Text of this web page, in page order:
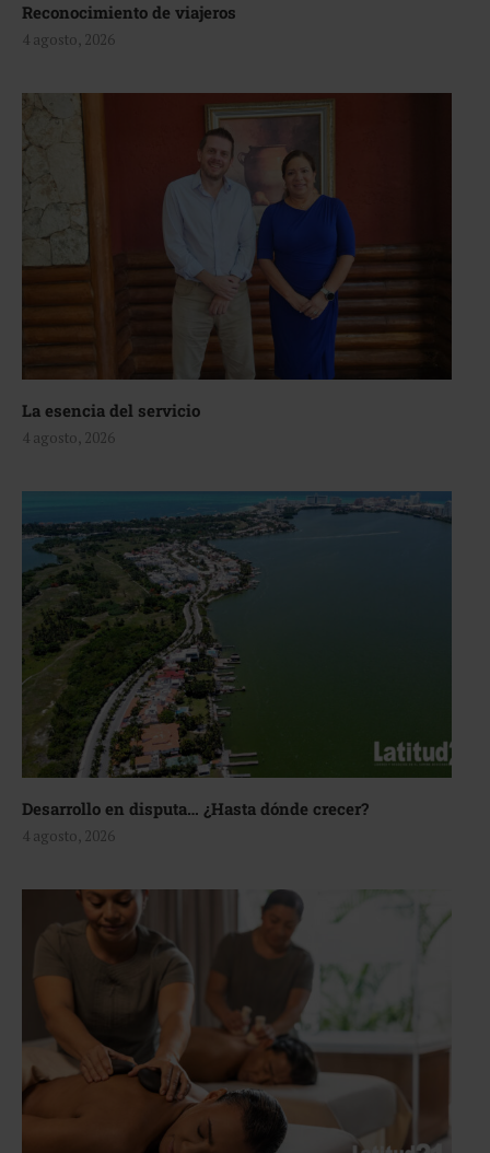
Reconocimiento de viajeros
4 agosto, 2026
La esencia del servicio
4 agosto, 2026
Desarrollo en disputa… ¿Hasta dónde crecer?
4 agosto, 2026